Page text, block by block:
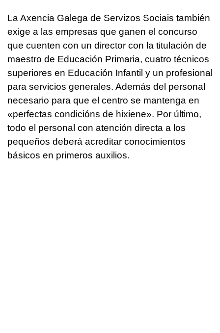
La Axencia Galega de Servizos Sociais también
exige a las empresas que ganen el concurso
que cuenten con un director con la titulación de
maestro de Educación Primaria, cuatro técnicos
superiores en Educación Infantil y un profesional
para servicios generales. Además del personal
necesario para que el centro se mantenga en
«perfectas condicións de hixiene». Por último,
todo el personal con atención directa a los
pequeños deberá acreditar conocimientos
básicos en primeros auxilios.